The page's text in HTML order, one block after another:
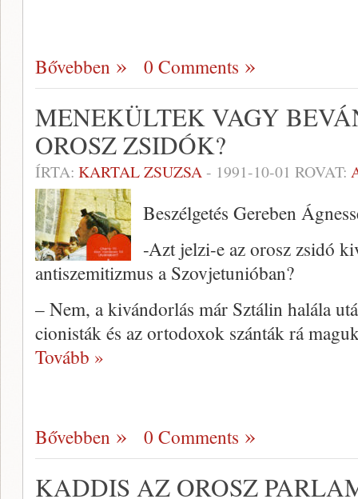
Bővebben 0 Comments
MENEKÜLTEK VAGY
OROSZ ZSIDÓK?
ÍRTA: KARTAL ZSUZSA- 1991-10-01 ROVAT:
Beszélgetés Gereben
-Azt jelzi-e az orosz zsidó
antiszemitizmus a Szovjetunióban?
– Nem, a kivándorlás már Sztálin halála
cionisták és az ortodoxok szánták rá
Tovább »
Bővebben 0 Comments
KADDIS AZ OROSZ